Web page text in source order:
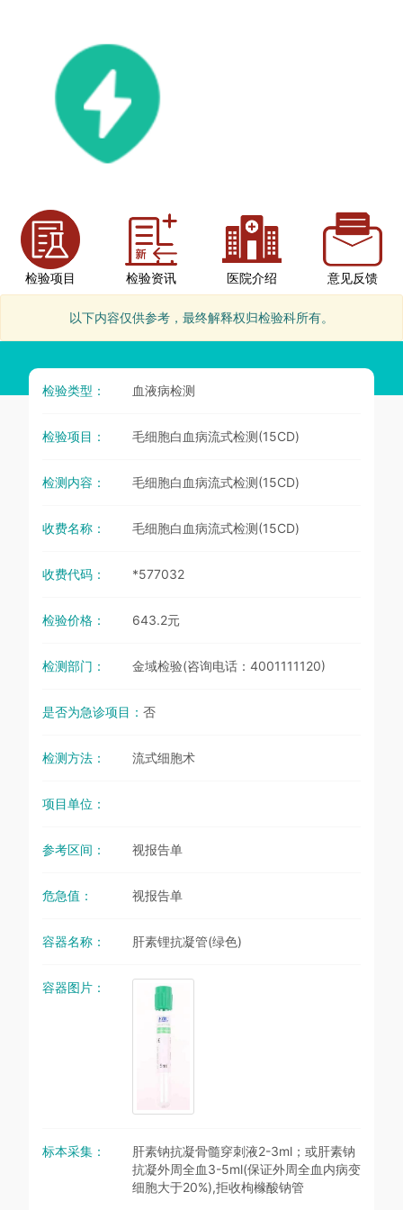
检验项目 检验资讯 医院介绍 意见反馈
以下内容仅供参考，最终解释权归检验科所有。
检验类型： 血液病检测
检验项目： 毛细胞白血病流式检测(15CD)
检测内容： 毛细胞白血病流式检测(15CD)
收费名称： 毛细胞白血病流式检测(15CD)
收费代码： *577032
检验价格： 643.2元
检测部门： 金域检验(咨询电话：4001111120)
是否为急诊项目： 否
检测方法： 流式细胞术
项目单位：
参考区间： 视报告单
危急值： 视报告单
容器名称： 肝素锂抗凝管(绿色)
容器图片：
标本采集：
肝素钠抗凝骨髓穿刺液2-3ml；或肝素钠
抗凝外周全血3-5ml(保证外周全血内病变
细胞大于20%),拒收枸橼酸钠管